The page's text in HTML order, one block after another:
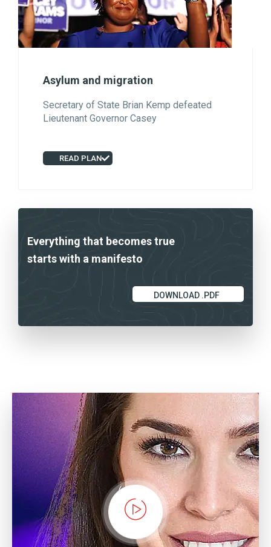
Asylum and migration
Secretary of State Brian Kemp defeated
Lieutenant Governor Casey
READ PLAN
Everything that becomes true
starts with a manifesto
DOWNLOAD .PDF